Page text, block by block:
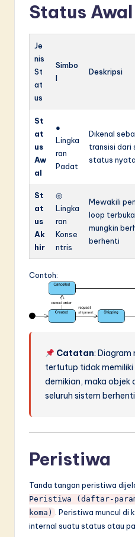
Status
Je
nis
St
at
us
Simbo
l
Deskripsi
St
at
us
Aw
al
●
Lingka
ran
Padat
Dikenal
transisi dari
status
St
at
us
Ak
hir
◎
Lingka
ran
Konse
ntris
Mewakili
loop
mungkin
berhenti
Contoh:
Catatan: Diagram
tertutup tidak memiliki
demikian, maka objek
seluruh sistem
Peristiwa
Tanda tangan peristiwa
Peristiwa (daftar-
koma) . Peristiwa muncul di
internal suatu status atau